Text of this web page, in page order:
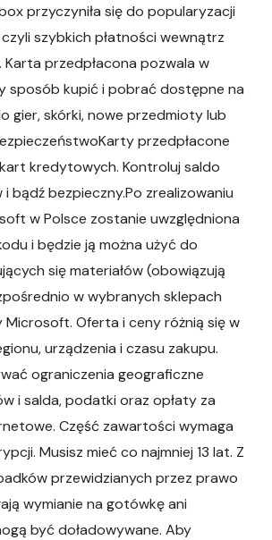
przyczyniła się do popularyzacji
szybkich płatności wewnątrz
Karta przedpłacona pozwala w
sposób kupić i pobrać dostępne na
gier, skórki, nowe przedmioty lub
przedpłacone
kredytowych. Kontroluj saldo
bądź bezpieczny.Po zrealizowaniu
w Polsce zostanie uwzględniona
i będzie ją można użyć do
się materiałów (obowiązują
w wybranych sklepach
Oferta i ceny różnią się w
urządzenia i czasu zakupu.
ograniczenia geograficzne
i salda, podatki oraz opłaty za
Część zawartości wymaga
Musisz mieć co najmniej 13 lat. Z
przewidzianych przez prawo
wymianie na gotówkę ani
być doładowywane. Aby